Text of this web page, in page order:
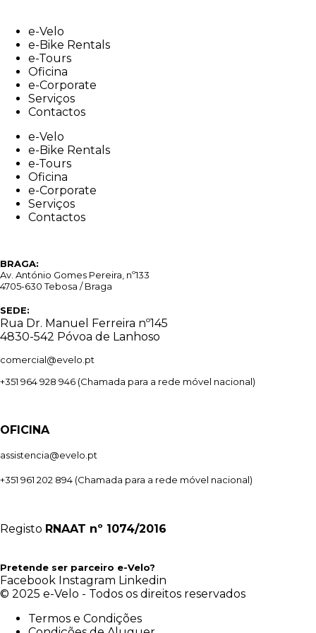
contente-Velo
e-Bike Rentals
e-Tours
Oficina
e-Corporate
Serviços
Contactos
e-Velo
e-Bike Rentals
e-Tours
Oficina
e-Corporate
Serviços
Contactos
BRAGA:
Av. António Gomes Pereira, nº133
4705-630 Tebosa / Braga
SEDE:
Rua Dr. Manuel Ferreira nº145
4830-542 Póvoa de Lanhoso
comercial@evelo.pt
+351 964 928 946 (Chamada para a rede móvel nacional)
OFICINA
assistencia@evelo.pt
+351 961 202 894 (Chamada para a rede móvel nacional)
Registo RNAAT nº 1074/2016
Pretende ser parceiro e-Velo?
Facebook Instagram Linkedin
© 2025 e-Velo - Todos os direitos reservados
Termos e Condições